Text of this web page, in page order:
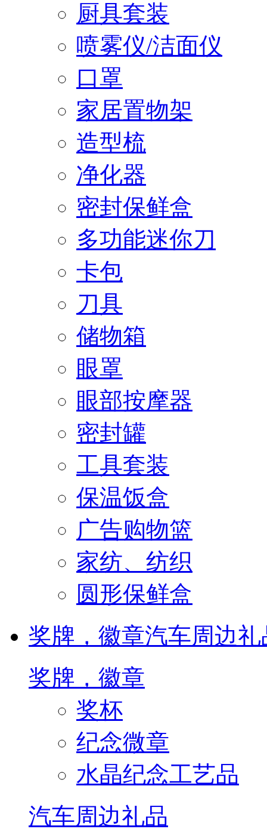
厨具套装
喷雾仪/洁面仪
口罩
家居置物架
造型梳
净化器
密封保鲜盒
多功能迷你刀
卡包
刀具
储物箱
眼罩
眼部按摩器
密封罐
工具套装
保温饭盒
广告购物篮
家纺、纺织
圆形保鲜盒
奖牌，徽章汽车周边礼
奖牌，徽章
奖杯
纪念微章
水晶纪念工艺品
汽车周边礼品